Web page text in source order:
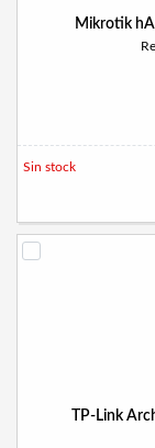
Mikrotik
Sin stock
TP-Link